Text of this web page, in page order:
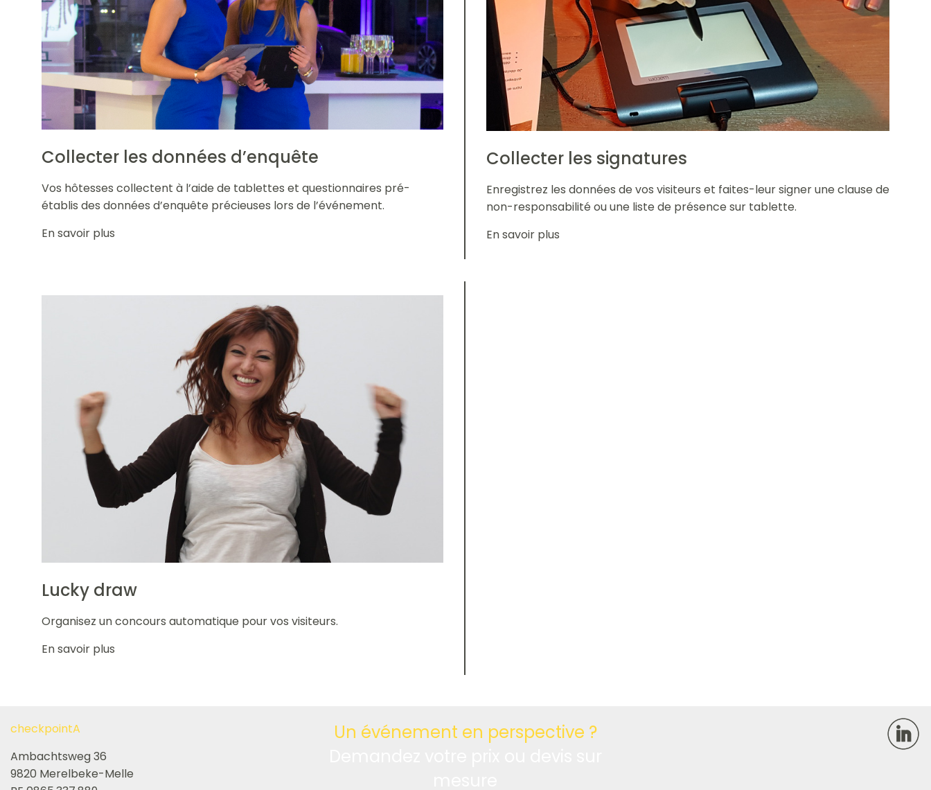
Collecter les données d’enquête
Vos hôtesses collectent à l’aide de tablettes et questionnaires pré-
établis des données d’enquête précieuses lors de l’événement.
En savoir plus
Collecter les signatures
Enregistrez les données de vos visiteurs et faites-leur signer une clause de
non-responsabilité ou une liste de présence sur tablette.
En savoir plus
Lucky draw
Organisez un concours automatique pour vos visiteurs.
En savoir plus
checkpointA
Ambachtsweg 36
9820 Merelbeke-Melle
Un événement en perspective ?